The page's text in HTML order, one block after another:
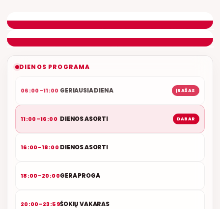
DIENOS PROGRAMA
06:00–11:00 GERIAUSIA DIENA ĮRAŠAS
11:00–16:00 DIENOS ASORTI DABAR
16:00–18:00DIENOS ASORTI
18:00–20:00GERA PROGA
20:00–23:59ŠOKIŲ VAKARAS